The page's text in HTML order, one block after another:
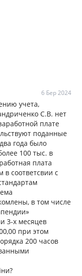
6 Бер 2024
учета,
С.В. нет
плате
поданные
года было
100 тыс. в
плата
соответсвии с
в том числе
3-х месяцев
при этом
200 часов